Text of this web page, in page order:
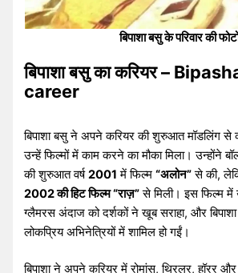
बिपाशा बसु के परिवार की
बिपाशा बसु का करियर –
career
बिपाशा बसु ने अपने करियर की शुरुआत मॉडलिंग से
उन्हें फिल्मों में काम करने का मौका मिला। उन्होंने
की शुरुआत वर्ष2001 में फिल्म“अलोन”से की,
2002 की हिट फिल्म “राज़”से मिली। इस फिल्म
ग्लैमरस अंदाज को दर्शकों ने खूब सराहा, और बिपाशा
लोकप्रिय अभिनेत्रियों में शामिल हो गईं।
बिपाशा ने अपने करियर में रोमांस, थ्रिलर, हॉरर